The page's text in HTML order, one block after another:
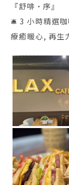
『舒啡·序』
🛎️ 3 小時精選咖
療癒暖心, 再生